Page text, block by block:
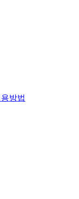
방법